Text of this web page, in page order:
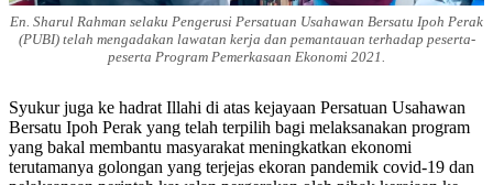
En. Sharul Rahman selaku Pengerusi Persatuan Usahawan Bersatu Ipoh Perak
(PUBI) telah mengadakan lawatan kerja dan pemantauan terhadap peserta-
peserta Program Pemerkasaan Ekonomi 2021.
Syukur juga ke hadrat Illahi di atas kejayaan Persatuan Usahawan
Bersatu Ipoh Perak yang telah terpilih bagi melaksanakan program
yang bakal membantu masyarakat meningkatkan ekonomi
terutamanya golongan yang terjejas ekoran pandemik covid-19 dan